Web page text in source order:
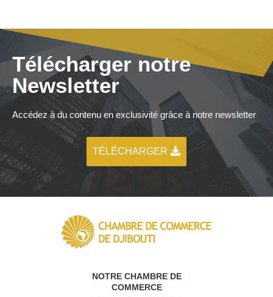
Télécharger notre
Newsletter
Accédez à du contenu en exclusivité grâce à notre newsletter
TÉLÉCHARGER
NOTRE CHAMBRE DE
COMMERCE